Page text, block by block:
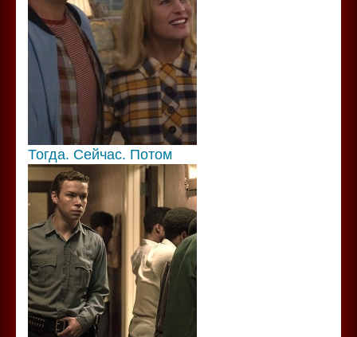
Тогда. Сейчас. Потом